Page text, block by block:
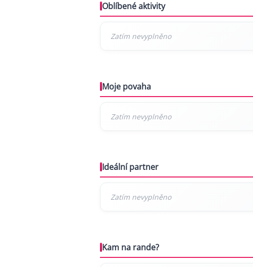
Oblíbené aktivity
Moje povaha
Ideální partner
Kam na rande?